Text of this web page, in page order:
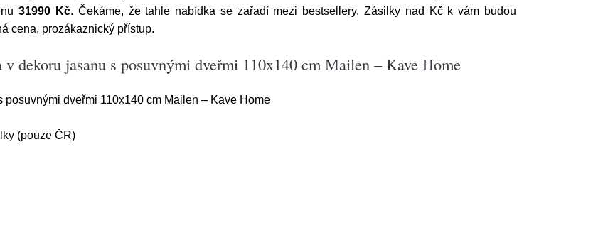
31990 Kč. Čekáme, že tahle nabídka se zařadí mezi bestsellery. Zásilky nad Kč k vám budou
cena, prozákaznický přístup.
dekoru jasanu s posuvnými dveřmi 110x140 cm Mailen – Kave Home
dveřmi 110x140 cm Mailen – Kave Home
(pouze ČR)